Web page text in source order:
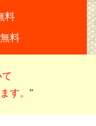
料
料
す。"